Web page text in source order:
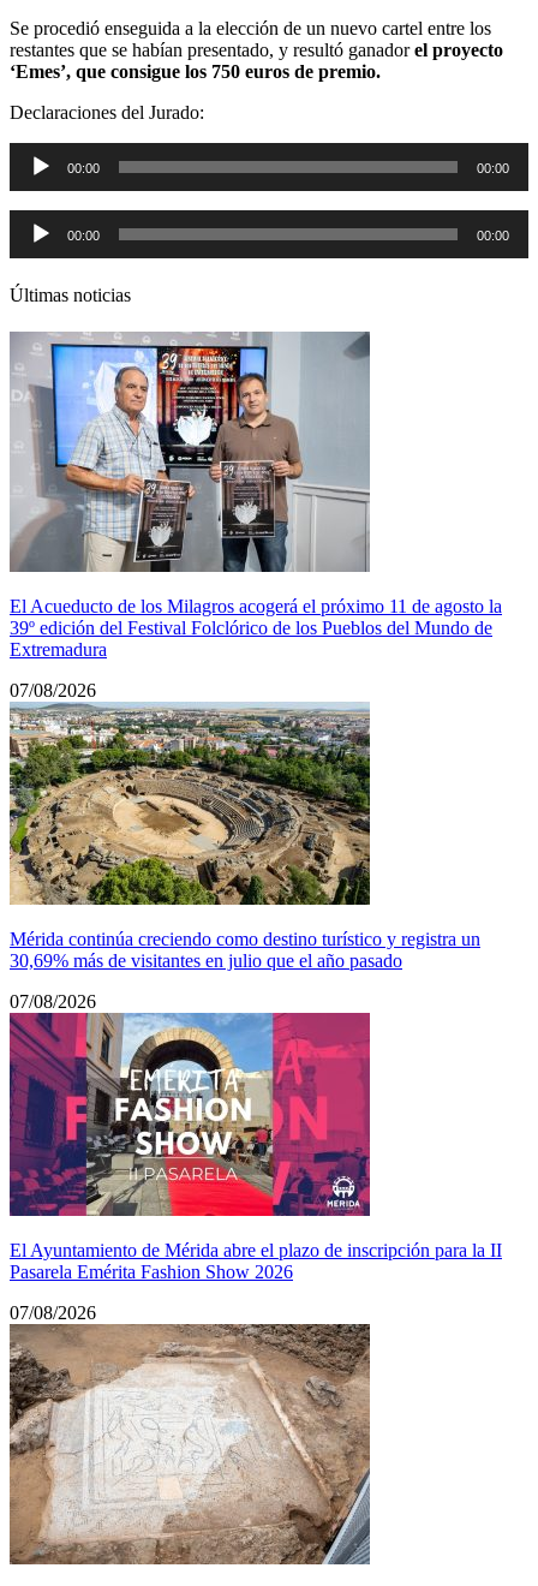
Se procedió enseguida a la elección de un nuevo cartel entre los
restantes que se habían presentado, y resultó ganadorel proyecto
‘Emes’, que consigue los 750 euros de premio.
Declaraciones del Jurado:
Reproductor
audio
00:00 00:00
Reproductor
audio
00:00 00:00
Últimas noticias
El Acueducto de los Milagros acogerá el próximo 11 de agosto la
39º edición del Festival Folclórico de los Pueblos del Mundo de
Extremadura
07/08/2026
Mérida continúa creciendo como destino turístico y registra un
30,69% más de visitantes en julio que el año pasado
07/08/2026
El Ayuntamiento de Mérida abre el plazo de inscripción para la II
Pasarela Emérita Fashion Show 2026
07/08/2026